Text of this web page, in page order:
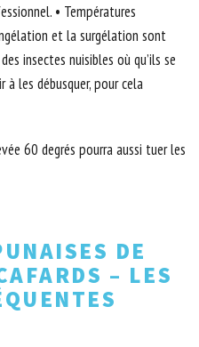
• Températures
et la surgélation sont
insectes nuisibles où qu’ils se
les débusquer, pour cela
60 degrés pourra aussi tuer les
DE
– LES